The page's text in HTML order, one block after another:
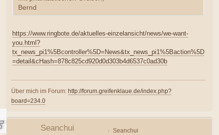
Bernd
https://www.ringbote.de/aktuelles-einzelansicht/news/we-want-
you.html?
tx_news_pi1%5Bcontroller%5D=News&tx_news_pi1%5Baction%5D
=detail&cHash=878c825cd920d0d303b4d6537c0ad30b
Über mich im Forum: http://forum.greifenklaue.de/index.php?
board=234.0
Seanchui
Seanchui